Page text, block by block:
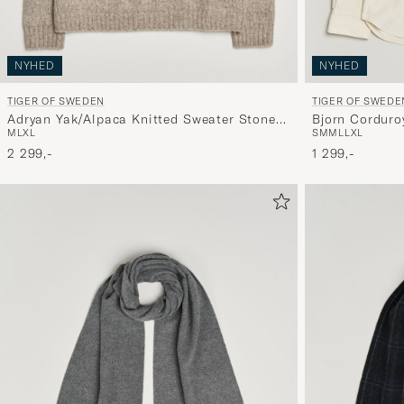
NYHED
TIGER OF SWEDEN
Adryan Yak/Alpaca Knitted Sweater Stone
Melange
M LXL
2 299,-
NYHED
TIGER OF
Bjorn
SMM L L XL
1 299,-